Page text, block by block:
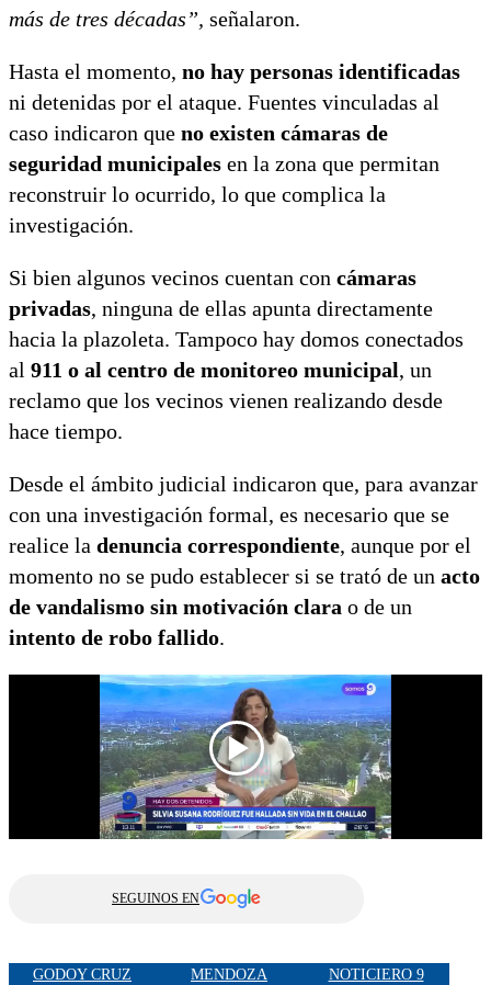
más de tres décadas”, señalaron.
Hasta el momento, no hay personas identificadas
ni detenidas por el ataque. Fuentes vinculadas al
caso indicaron que no existen cámaras de
seguridad municipales en la zona que permitan
reconstruir lo ocurrido, lo que complica la
investigación.
Si bien algunos vecinos cuentan con cámaras
privadas, ninguna de ellas apunta directamente
hacia la plazoleta. Tampoco hay domos conectados
al 911 o al centro de monitoreo municipal, un
reclamo que los vecinos vienen realizando desde
hace tiempo.
Desde el ámbito judicial indicaron que, para avanzar
con una investigación formal, es necesario que se
realice la denuncia correspondiente, aunque por el
momento no se pudo establecer si se trató de un acto
de vandalismo sin motivación clara o de un
intento de robo fallido.
SEGUINOS EN
GODOY CRUZ MENDOZA
NOTICIERO 9